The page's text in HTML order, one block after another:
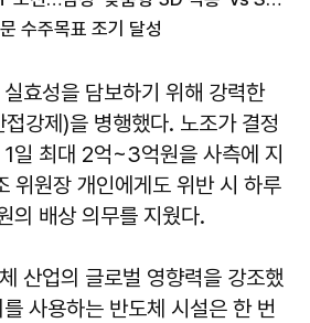
수주목표 조기 달성
효성을 담보하기 위해 강력한
강제)을 병행했다. 노조가 결정
일 최대 2억~3억원을 사측에 지
위원장 개인에게도 위반 시 하루
배상 의무를 지웠다.
산업의 글로벌 영향력을 강조했
사용하는 반도체 시설은 한 번